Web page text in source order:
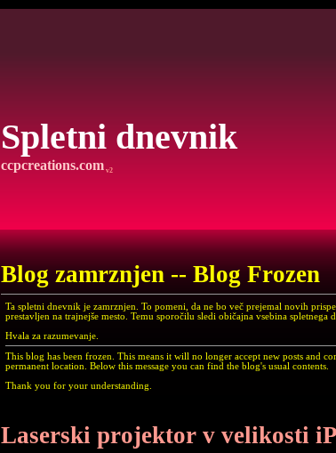
Spletni dnevnik
ccpcreations.com v2
Blog zamrznjen -- Blog Frozen
Ta spletni dnevnik je zamrznjen. To pomeni, da ne bo več prejemal novih
prestavljen na trajnejše mesto. Temu sporočilu sledi običajna vsebina spletnega
Hvala za razumevanje.
This blog has been frozen. This means it will no longer accept new posts and
permanent location. Below this message you can find the blog's usual contents.
Thank you for your understanding.
Laserski projektor v velikosti